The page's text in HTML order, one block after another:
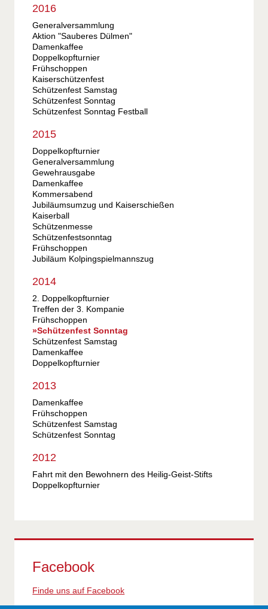
2016
Generalversammlung
Aktion "Sauberes Dülmen"
Damenkaffee
Doppelkopfturnier
Frühschoppen
Kaiserschützenfest
Schützenfest Samstag
Schützenfest Sonntag
Schützenfest Sonntag Festball
2015
Doppelkopfturnier
Generalversammlung
Gewehrausgabe
Damenkaffee
Kommersabend
Jubiläumsumzug und Kaiserschießen
Kaiserball
Schützenmesse
Schützenfestsonntag
Frühschoppen
Jubiläum Kolpingspielmannszug
2014
2. Doppelkopfturnier
Treffen der 3. Kompanie
Frühschoppen
Schützenfest Sonntag
Schützenfest Samstag
Damenkaffee
Doppelkopfturnier
2013
Damenkaffee
Frühschoppen
Schützenfest Samstag
Schützenfest Sonntag
2012
Fahrt mit den Bewohnern des Heilig-Geist-Stifts
Doppelkopfturnier
Facebook
Finde uns auf Facebook